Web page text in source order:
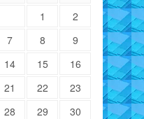
1
2
7 8
9
14 15
16
21 22
23
28 29
30